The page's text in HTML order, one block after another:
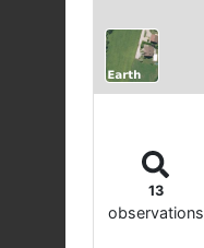
13
observations